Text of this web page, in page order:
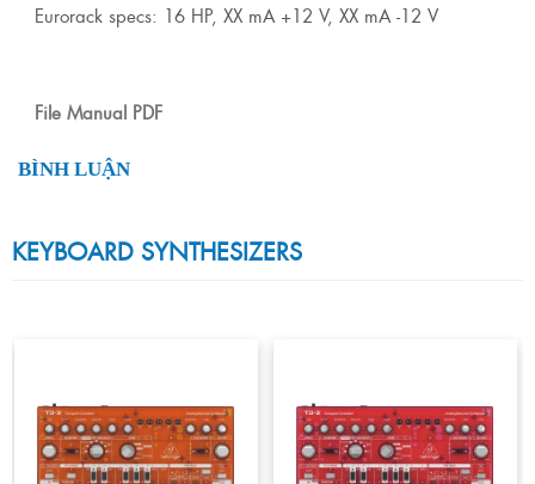
Eurorack specs: 16 HP, XX mA +12 V, XX mA -12 V
File Manual PDF
BÌNH LUẬN
KEYBOARD SYNTHESIZERS